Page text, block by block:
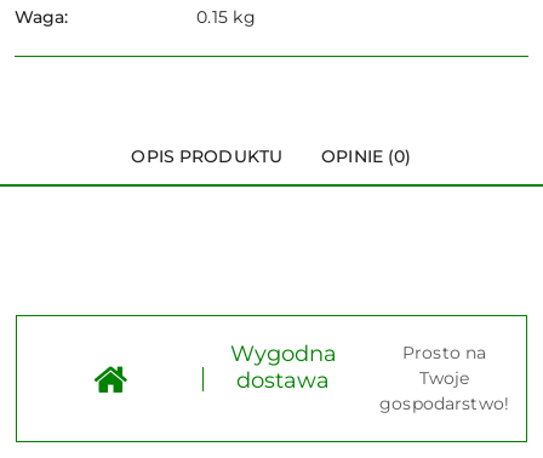
Waga: 0.15 kg
OPIS PRODUKTU OPINIE (0)
Wygodna
dostawa
Prosto na
Twoje
gospodarstwo!